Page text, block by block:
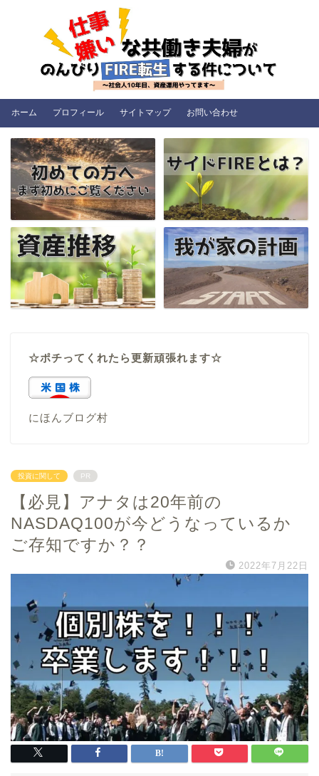
ホーム プロフィール サイトマップ お問い合わせ
☆ポチってくれたら更新頑張れます☆
にほんブログ村
投資に関して PR
【必見】アナタは20年前の
NASDAQ100が今どうなっているか
ご存知ですか？？
2022年7月22日